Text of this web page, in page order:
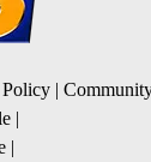
|
|
|